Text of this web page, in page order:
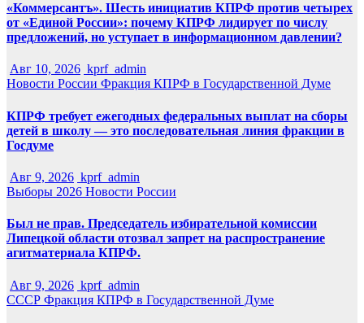
«Коммерсантъ». Шесть инициатив КПРФ против четырех
от «Единой России»: почему КПРФ лидирует по числу
предложений, но уступает в информационном давлении?
Авг 10, 2026 kprf_admin
Новости России Фракция КПРФ в Государственной Думе
КПРФ требует ежегодных федеральных выплат на сборы
детей в школу — это последовательная линия фракции в
Госдуме
Авг 9, 2026 kprf_admin
Выборы 2026 Новости России
Был не прав. Председатель избирательной комиссии
Липецкой области отозвал запрет на распространение
агитматериала КПРФ.
Авг 9, 2026 kprf_admin
СССР Фракция КПРФ в Государственной Думе